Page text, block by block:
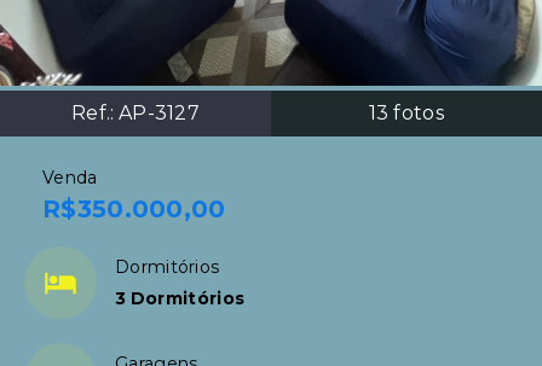
Ref.: AP-3127 13 fotos
Venda
R$350.000,00
Dormitórios
3 Dormitórios